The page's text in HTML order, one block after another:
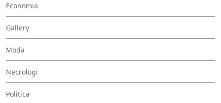
Economia
Gallery
Moda
Necrologi
Politica